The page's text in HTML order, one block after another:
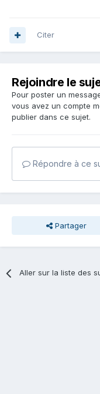
Citer
Rejoindre le
Pour poster un
vous avez un compte
publier dans ce sujet.
Répondre à ce
Partager
Aller sur la liste des